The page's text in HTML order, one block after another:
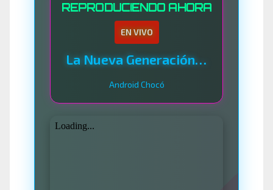
REPRODUCIENDO AHORA
EN VIVO
La Nueva Generación Del Sistema
Android Chocó